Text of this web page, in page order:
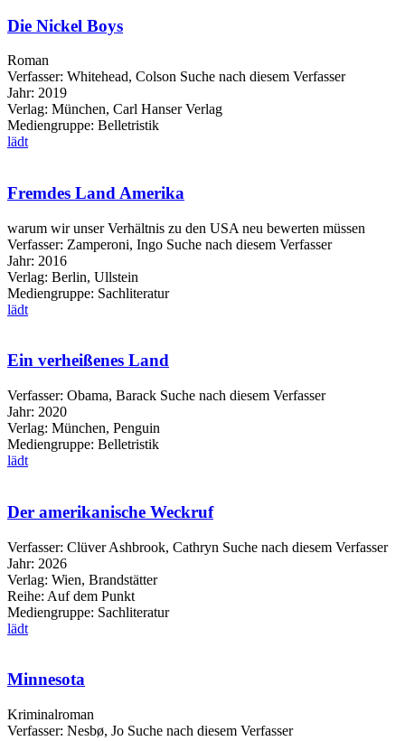
Die Nickel Boys
Roman
Verfasser: Whitehead, Colson Suche nach diesem Verfasser
Jahr: 2019
Verlag: München, Carl Hanser Verlag
Mediengruppe: Belletristik
lädt
Fremdes Land Amerika
warum wir unser Verhältnis zu den USA neu bewerten müssen
Verfasser: Zamperoni, Ingo Suche nach diesem Verfasser
Jahr: 2016
Verlag: Berlin, Ullstein
Mediengruppe: Sachliteratur
lädt
Ein verheißenes Land
Verfasser: Obama, Barack Suche nach diesem Verfasser
Jahr: 2020
Verlag: München, Penguin
Mediengruppe: Belletristik
lädt
Der amerikanische Weckruf
Verfasser: Clüver Ashbrook, Cathryn Suche nach diesem Verfasser
Jahr: 2026
Verlag: Wien, Brandstätter
Reihe: Auf dem Punkt
Mediengruppe: Sachliteratur
lädt
Minnesota
Kriminalroman
Verfasser: Nesbø, Jo Suche nach diesem Verfasser